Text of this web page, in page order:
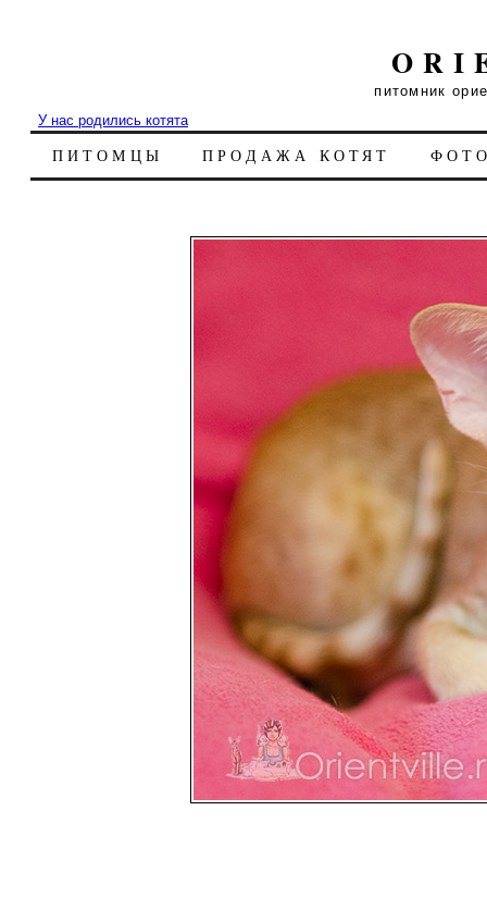
питомник
У нас родились котята
ПИТОМЦЫ ПРОДАЖА КОТЯТ